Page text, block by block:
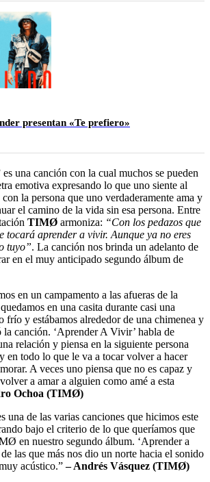
presentan «Te prefiero»
es una canción con la cual muchos se pueden
emotiva expresando lo que uno siente al
la persona que uno verdaderamente ama y
el camino de la vida sin esa persona. Entre
TIMØ armoniza: “Con los pedazos que
tocará aprender a vivir. Aunque ya no eres
tuyo”. La canción nos brinda un adelanto de
en el muy anticipado segundo álbum de
en un campamento a las afueras de la
en una casita durante casi una
frío y estábamos alrededor de una chimenea y
la canción. ‘Aprender A Vivir’ habla de
relación y piensa en la siguiente persona
en todo lo que le va a tocar volver a hacer
A veces uno piensa que no es capaz y
a amar a alguien como amé a esta
Ochoa (TIMØ)
una de las varias canciones que hicimos este
bajo el criterio de lo que queríamos que
en nuestro segundo álbum. ‘Aprender a
las que más nos dio un norte hacia el sonido
acústico.”– Andrés Vásquez (TIMØ)